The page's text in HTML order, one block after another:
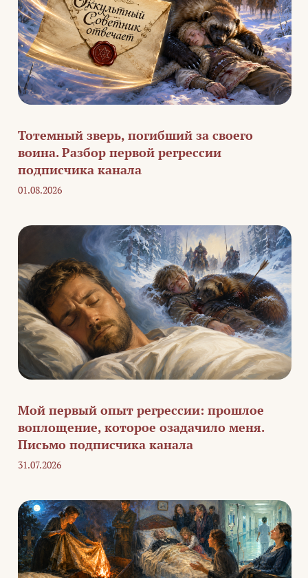
Тотемный зверь, погибший за своего
воина. Разбор первой регрессии
подписчика канала
01.08.2026
Мой первый опыт регрессии: прошлое
воплощение, которое озадачило меня.
Письмо подписчика канала
31.07.2026